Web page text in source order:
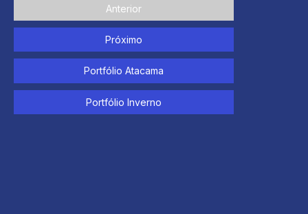
Anterior
Próximo
Portfólio Atacama
Portfólio Inverno